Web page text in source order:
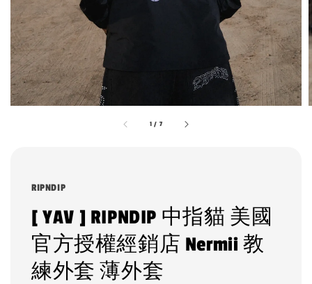
1 / 7
RIPNDIP
[ YAV ] RIPNDIP 中指貓 美國
官方授權經銷店 Nermii 教
練外套 薄外套